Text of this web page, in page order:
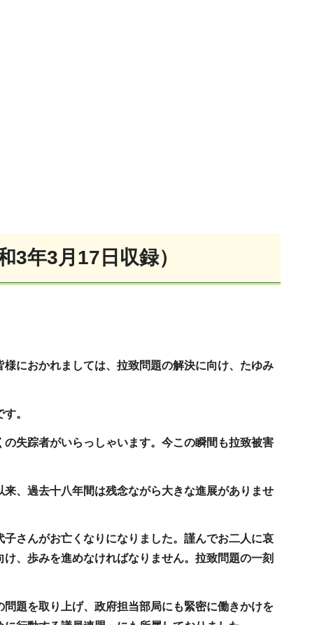
3年3月17日収録）
におかれましては、拉致問題の解決に向け、たゆみ
。
失踪者がいらっしゃいます。今この瞬間も拉致被害
、過去十八年間は残念ながら大きな進展がありませ
さんがお亡くなりになりました。謹んでお二人に哀
、歩みを進めなければなりません。拉致問題の一刻
題を取り上げ、政府担当部局にも緊密に働きかけを